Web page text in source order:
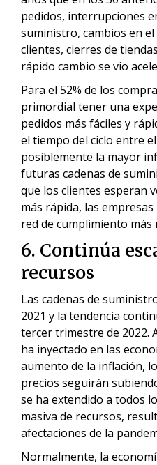
pedidos, interrupciones
suministro, cambios en
clientes, cierres de
rápido cambio se vio
Para el 52% de los
primordial tener una
pedidos más fáciles y
el tiempo del ciclo entre
posiblemente la mayor
futuras cadenas de
que los clientes esperan
más rápida, las
red de cumplimiento más
6. Continúa
recursos
Las cadenas de
2021 y la tendencia
tercer trimestre de 2022.
ha inyectado en las
aumento de la inflación,
precios seguirán
se ha extendido a todos
masiva de recursos,
afectaciones de la
Normalmente, la